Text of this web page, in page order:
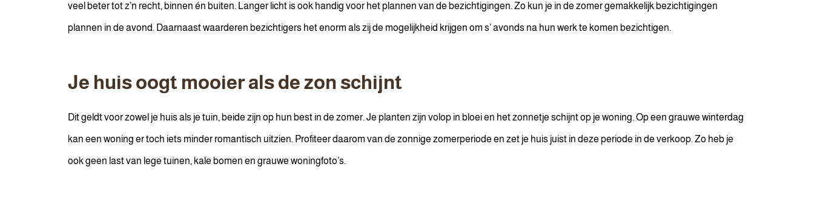
veel beter tot z’n recht, binnen én buiten. Langer licht is ook handig voor het plannen van de bezichtigingen. Zo kun je in de zomer gemakkelijk bezichtigingen
plannen in de avond. Daarnaast waarderen bezichtigers het enorm als zij de mogelijkheid krijgen om s’ avonds na hun werk te komen bezichtigen.
Je huis oogt mooier als de zon schijnt
Dit geldt voor zowel je huis als je tuin, beide zijn op hun best in de zomer. Je planten zijn volop in bloei en het zonnetje schijnt op je woning. Op een grauwe winterdag
kan een woning er toch iets minder romantisch uitzien. Profiteer daarom van de zonnige zomerperiode en zet je huis juist in deze periode in de verkoop. Zo heb je
ook geen last van lege tuinen, kale bomen en grauwe woningfoto’s.